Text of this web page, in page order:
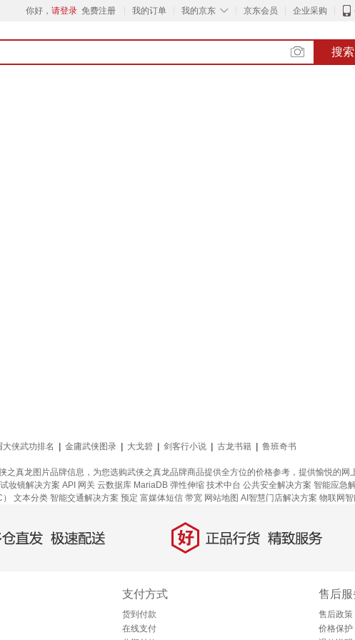
你好， 请登录 免费注册 我的订单 ◇
我的京东 京东会员 企业采购
搜索
大侠武功排名 金庸武侠图录 大戈碧 剑客行小说 古龙书籍
鲁班奇书
真龙图片品牌信息，为您选购武侠之真龙品牌商品提供全方位的价格参考，提供愉悦的网
妆镜解决方案 API 网关 云数据库 MariaDB 弹性伸缩 技术中台 公共安全解决方案 智能应急
文本分类 智能交通解决方案 预定 富媒体短信 带宽 网站地图 AI智慧门店解决方案 物联网
发，极速配送 好 正品行货，精致服务
支付方式
货到付款
在线支付
售后服
售后政策
价格保护